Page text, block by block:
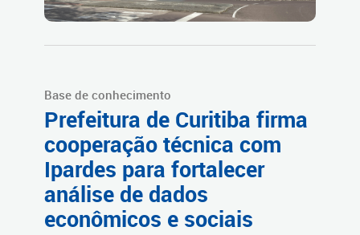
Base de conhecimento
Prefeitura de Curitiba firma
cooperação técnica com
Ipardes para fortalecer
análise de dados
econômicos e sociais